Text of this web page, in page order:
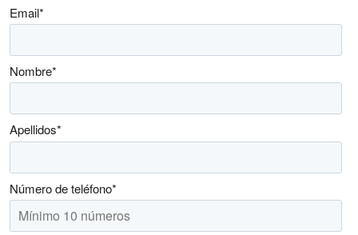
Email*
Nombre*
Apellidos*
Número de teléfono*